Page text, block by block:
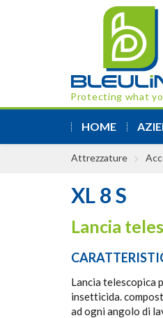
Protecting what
HOME
Attrezzature
XL 8 S
Lancia
Lancia telescopica
insetticida.
ad ogni angolo di